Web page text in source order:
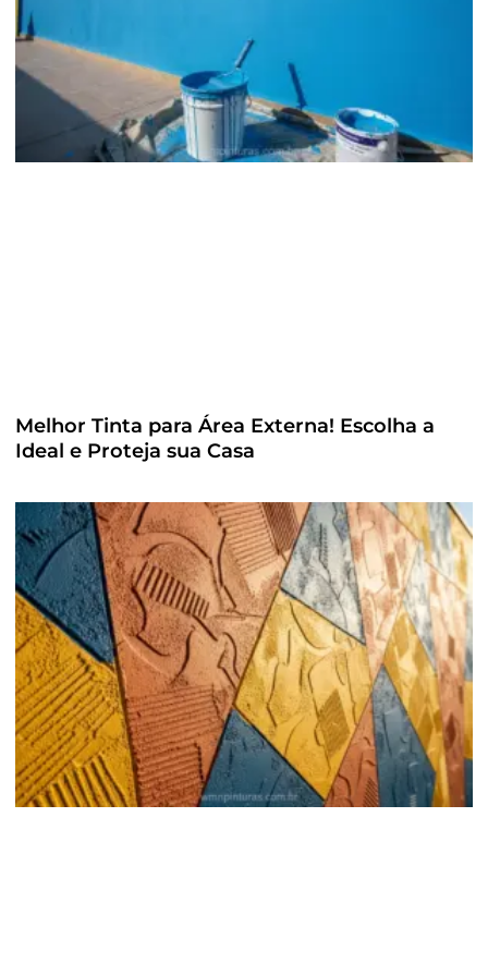
Melhor Tinta para Área Externa! Escolha a
Ideal e Proteja sua Casa